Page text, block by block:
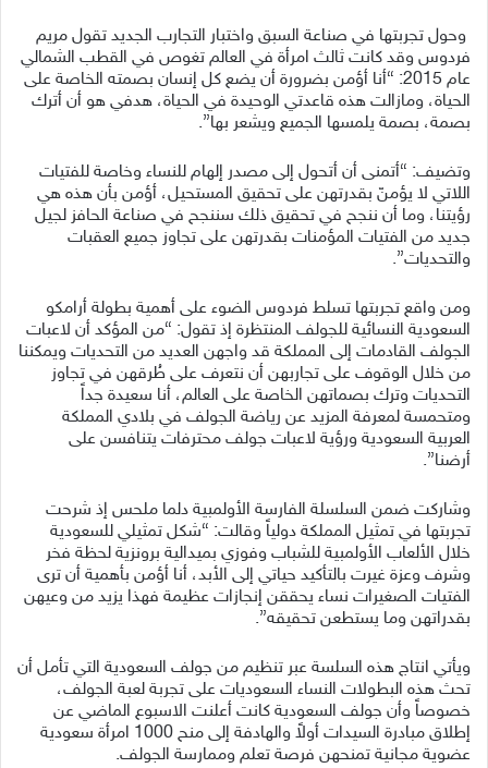
وحول تجربتها في صناعة السبق واختبار التجارب الجديد تقول مريم
فردوس وقد كانت ثالث امرأة في العالم تغوص في القطب الشمالي
عام 2015: “أنا أؤمن بضرورة أن يضع كل إنسان بصمته الخاصة على
الحياة، ومازالت هذه قاعدتي الوحيدة في الحياة، هدفي هو أن أترك
بصمة، بصمة يلمسها الجميع ويشعر بها”.
وتضيف: “أتمنى أن أتحول إلى مصدر إلهام للنساء وخاصة للفتيات
اللاتي لا يؤمنّ بقدرتهن على تحقيق المستحيل، أؤمن بأن هذه هي
رؤيتنا، وما أن ننجح في تحقيق ذلك سننجح في صناعة الحافز لجيل
جديد من الفتيات المؤمنات بقدرتهن على تجاوز جميع العقبات
والتحديات”.
ومن واقع تجربتها تسلط فردوس الضوء على أهمية بطولة أرامكو
السعودية النسائية للجولف المنتظرة إذ تقول: “من المؤكد أن لاعبات
الجولف القادمات إلى المملكة قد واجهن العديد من التحديات ويمكننا
من خلال الوقوف على تجاربهن أن نتعرف على طُرقهن في تجاوز
التحديات وترك بصماتهن الخاصة على العالم، أنا سعيدة جداً
ومتحمسة لمعرفة المزيد عن رياضة الجولف في بلادي المملكة
العربية السعودية ورؤية لاعبات جولف محترفات يتنافسن على
أرضنا”.
وشاركت ضمن السلسلة الفارسة الأولمبية دلما ملحس إذ شرحت
تجربتها في تمثيل المملكة دولياً وقالت: “شكل تمثيلي للسعودية
خلال الألعاب الأولمبية للشباب وفوزي بميدالية برونزية لحظة فخر
وشرف وعزة غيرت بالتأكيد حياتي إلى الأبد، أنا أؤمن بأهمية أن ترى
الفتيات الصغيرات نساء يحققن إنجازات عظيمة فهذا يزيد من وعيهن
بقدراتهن وما يستطعن تحقيقه”.
ويأتي انتاج هذه السلسة عبر تنظيم من جولف السعودية التي تأمل أن
تحث هذه البطولات النساء السعوديات على تجربة لعبة الجولف،
خصوصاً وأن جولف السعودية كانت أعلنت الاسبوع الماضي عن
إطلاق مبادرة السيدات أولاً والهادفة إلى منح 1000 امرأة سعودية
عضوية مجانية تمنحهن فرصة تعلم وممارسة الجولف.